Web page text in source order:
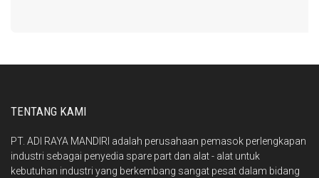
TENTANG KAMI
PT. ADI RAYA MANDIRI adalah perusahaan pemasok perlengkapan
industri sebagai penyedia spare part dan alat - alat untuk
kebutuhan industri yang berkembang sangat pesat dalam bidang